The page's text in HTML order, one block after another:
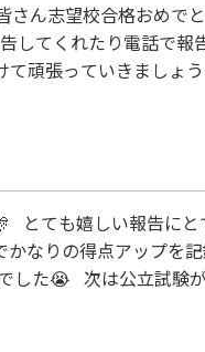
ん志望校合格おめで
してくれたり電話で
頑張っていきましょ
とても嬉しい報告に
なりの得点アップを
した😭 次は公立試験